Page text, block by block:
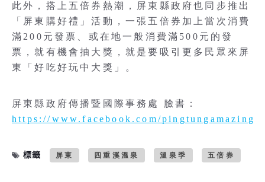
此外，搭上五倍券熱潮，屏東縣政府也同步推出
「屏東購好禮」活動，一張五倍券加上當次消費
滿200元發票、或在地一般消費滿500元的發
票，就有機會抽大獎，就是要吸引更多民眾來屏
東「好吃好玩中大獎」。
屏東縣政府傳播暨國際事務處 臉書：
https://www.facebook.com/pingtungamazing/
標籤 屏東 四重溪溫泉 溫泉季 五倍券